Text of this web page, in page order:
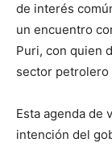
de interés
un encuentro
Puri, con quien
sector petrolero
Esta agenda de
intención del